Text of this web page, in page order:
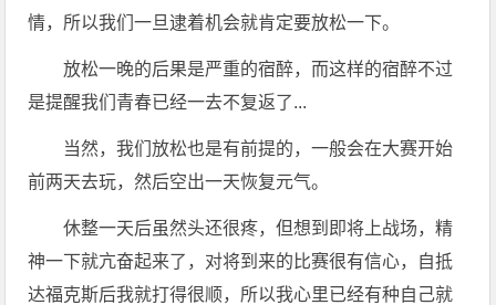
情，所以我们一旦逮着机会就肯定要放松一下。
放松一晚的后果是严重的宿醉，而这样的宿醉不过
是提醒我们青春已经一去不复返了...
当然，我们放松也是有前提的，一般会在大赛开始
前两天去玩，然后空出一天恢复元气。
休整一天后虽然头还很疼，但想到即将上战场，精
神一下就亢奋起来了，对将到来的比赛很有信心，自抵
达福克斯后我就打得很顺，所以我心里已经有种自己就